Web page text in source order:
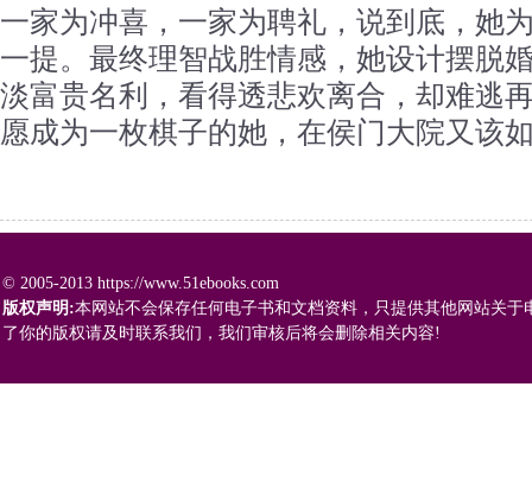
一家为冲喜，一家为聘礼，说到底，她
一提。最终理智战胜情感，她设计摆脱
淡富贵名利，看得透悲欢离合，却难逃
愿成为一枚棋子的她，在侯门大院又该
© 2005-2013 https://www.51ebooks.com
版权声明:本网站不会保存任何电子书和文档资料，只提供其他网站关
了你的版权请及时联系我们，我们审核后将会删除相关内容!